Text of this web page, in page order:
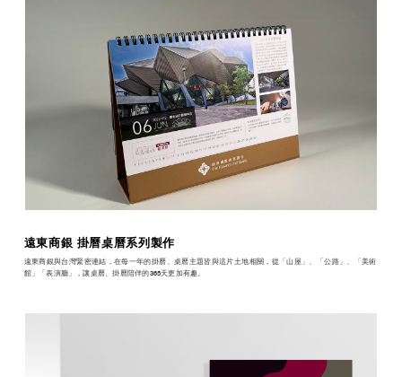
遠東商銀 掛曆桌曆系列製作
遠東商銀與台灣緊密連結，在每一年的掛曆、桌曆主題皆與這片土地相關，從「山屋」、「公路」、「美術
館」「表演廳」，讓桌曆、掛曆陪伴的365天更加有趣。